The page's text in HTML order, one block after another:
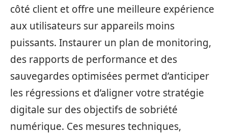
côté client et offre une meilleure expérience
aux utilisateurs sur appareils moins
puissants. Instaurer un plan de monitoring,
des rapports de performance et des
sauvegardes optimisées permet d’anticiper
les régressions et d’aligner votre stratégie
digitale sur des objectifs de sobriété
numérique. Ces mesures techniques,